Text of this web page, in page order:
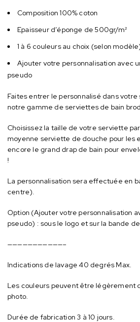
Composition 100% coton
Epaisseur d’éponge de 500gr/m²
1 à 6 couleurs au choix (selon
Ajouter votre personnalisation avec
pseudo
Faites entrer le personnalisé dans votre
notre gamme de serviettes de bain
Choisissez la taille de votre serviette
moyenne serviette de douche pour les
encore le grand drap de bain pour
!
La personnalisation sera effectuée en
centre).
Option (Ajouter votre personnalisation
pseudo) : sous le logo et sur la bande
———————————–
Indications de lavage 40 degrés Max.
Les couleurs peuvent être légèrement
photo.
Durée de fabrication 3 à 10 jours.